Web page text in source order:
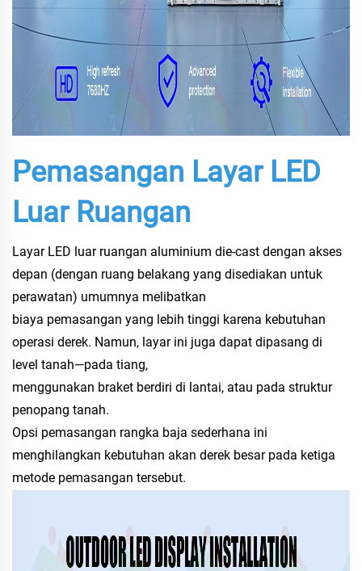
Pemasangan Layar LED
Luar Ruangan
Layar LED luar ruangan aluminium die-cast dengan akses
depan (dengan ruang belakang yang disediakan untuk
perawatan) umumnya melibatkan
biaya pemasangan yang lebih tinggi karena kebutuhan
operasi derek. Namun, layar ini juga dapat dipasang di
level tanah—pada tiang,
menggunakan braket berdiri di lantai, atau pada struktur
penopang tanah.
Opsi pemasangan rangka baja sederhana ini
menghilangkan kebutuhan akan derek besar pada ketiga
metode pemasangan tersebut.